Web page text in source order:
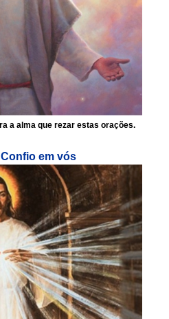
a alma que rezar estas orações.
em vós